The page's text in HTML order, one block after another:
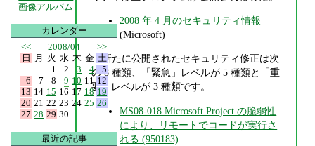
2008 年 4 月のセキュリティ情報
(Microsoft)
新たに公開されたセキュリティ修正は次
の 8 種類、「緊急」レベルが 5 種類と「重
要」レベルが 3 種類です。
MS08-018 Microsoft Project の脆弱性
により、リモートでコードが実行さ
れる (950183)
画像アルバム
カレンダー
<<
2008/04
>>
日
月 火 水 木 金 土
1
2 3 4
5
6
7 8 9 10 11 12
13 14 15 16 17 18 19
20 21 22 23 24 25 26
27 28 29 30
最近の記事